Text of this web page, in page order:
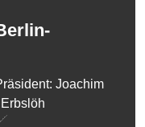
Joachim